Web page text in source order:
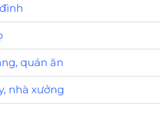
quán ăn
nhà xưởng